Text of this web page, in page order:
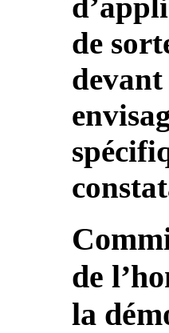
de
de
la